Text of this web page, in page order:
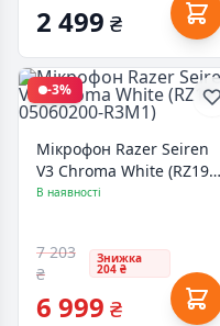
2 499 ₴
-3%
Мікрофон Razer Seiren
V3 Chroma White (RZ19-
05060200-R3M1)
В наявності
7 203
₴
Знижка
204 ₴
6 999 ₴